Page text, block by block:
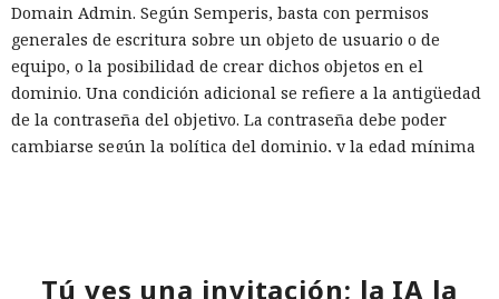
Domain Admin. Según Semperis, basta con permisos
generales de escritura sobre un objeto de usuario o de
equipo, o la posibilidad de crear dichos objetos en el
dominio. Una condición adicional se refiere a la antigüedad
de la contraseña del objetivo. La contraseña debe poder
cambiarse según la política del dominio, y la edad mínima
Tú ves una invitación; la IA la